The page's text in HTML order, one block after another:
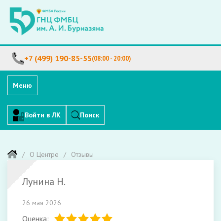
+7 (499) 190-85-55(08:00 - 20:00)
Меню
Войти в ЛК Поиск
О Центре Отзывы
Лунина Н.
26 мая 2026
Оценка: